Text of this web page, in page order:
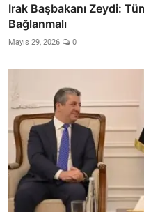
Irak Başbakanı Zeydi:
Bağlanmalı
Mayıs 29, 2026 0